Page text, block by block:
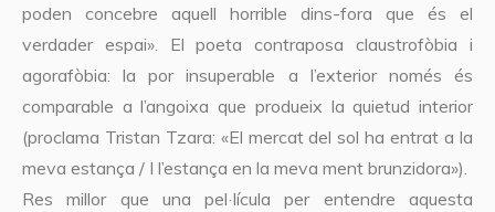
poden concebre aquell horrible dins-fora que és el
verdader espai». El poeta contraposa claustrofòbia i
agorafòbia: la por insuperable a l’exterior només és
comparable a l’angoixa que produeix la quietud interior
(proclama Tristan Tzara: «El mercat del sol ha entrat a la
meva estança / I l’estança en la meva ment brunzidora»).
Res millor que una pel·lícula per entendre aquesta